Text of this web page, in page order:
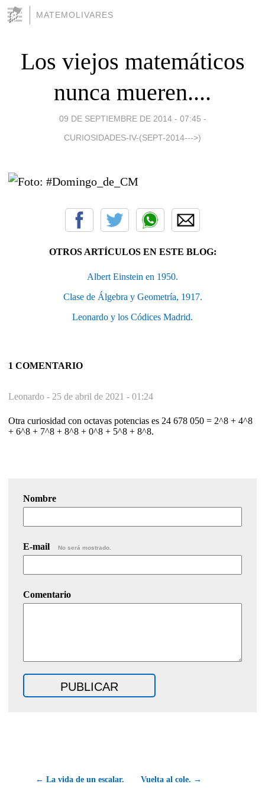
MATEMOLIVARES
Los viejos matemáticos
nunca mueren....
09 DE SEPTIEMBRE DE 2014 - 07:45 -
CURIOSIDADES-IV-(SEPT-2014--->)
OTROS ARTÍCULOS EN ESTE BLOG:
Albert Einstein en 1950.
Clase de Álgebra y Geometría, 1917.
Leonardo y los Códices Madrid.
1 COMENTARIO
Leonardo - 25 de abril de 2021 - 01:24
Otra curiosidad con octavas potencias es 24 678 050 = 2^8 + 4^8
+ 6^8 + 7^8 + 8^8 + 0^8 + 5^8 + 8^8.
Nombre
E-mail No será mostrado.
Comentario
← La vida de un escalar. Vuelta al cole. →